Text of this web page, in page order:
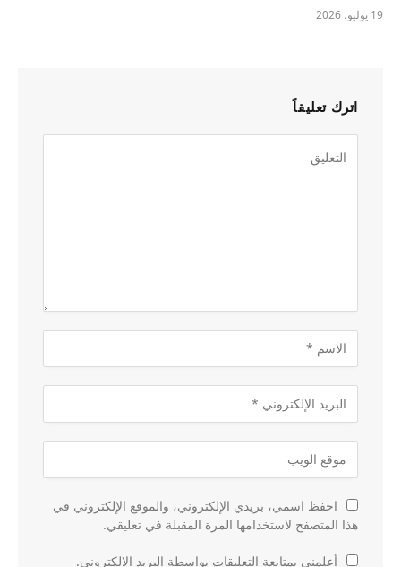
19 يوليو، 2026
اترك تعليقاً
احفظ اسمي، بريدي الإلكتروني، والموقع الإلكتروني في
هذا المتصفح لاستخدامها المرة المقبلة في تعليقي.
أعلمني بمتابعة التعليقات بواسطة البريد الإلكتروني.